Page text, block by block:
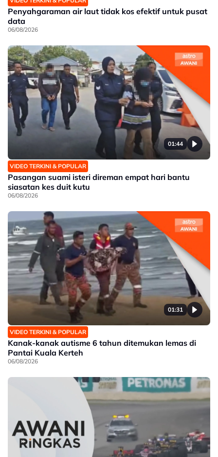
Penyahgaraman air laut tidak kos efektif untuk pusat
data
06/08/2026
01:44
VIDEO TERKINI & POPULAR
Pasangan suami isteri direman empat hari bantu
siasatan kes duit kutu
06/08/2026
01:31
VIDEO TERKINI & POPULAR
Kanak-kanak autisme 6 tahun ditemukan lemas di
Pantai Kuala Kerteh
06/08/2026